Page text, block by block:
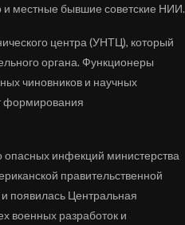
и местные бывшие советские НИИ.
центра (УНТЦ), который
органа. Функционеры
чиновников и научных
формирования
опасных инфекций министерства
правительственной
появилась Центральная
военных разработок и